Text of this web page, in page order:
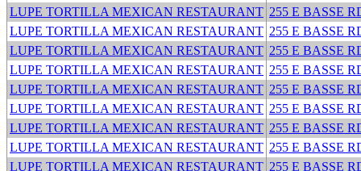
LUPE TORTILLA MEXICAN RESTAURANT 255 E BASSE
LUPE TORTILLA MEXICAN RESTAURANT 255 E BASSE
LUPE TORTILLA MEXICAN RESTAURANT 255 E BASSE
LUPE TORTILLA MEXICAN RESTAURANT 255 E BASSE
LUPE TORTILLA MEXICAN RESTAURANT 255 E BASSE
LUPE TORTILLA MEXICAN RESTAURANT 255 E BASSE
LUPE TORTILLA MEXICAN RESTAURANT 255 E BASSE
LUPE TORTILLA MEXICAN RESTAURANT 255 E BASSE
LUPE TORTILLA MEXICAN RESTAURANT 255 E BASSE